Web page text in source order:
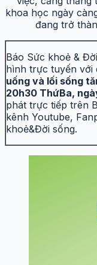
khoa học ngày
đang trở
Báo Sức khoẻ &
hình trực tuyến với
uống và lối sống
20h30 ThứBa, ngà
phát trực tiếp trên
kênh Youtube,
khoẻ&Đời sống.